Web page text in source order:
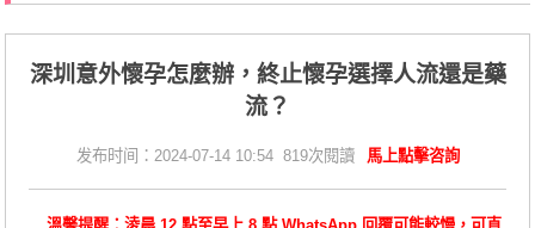
深圳意外懷孕怎麼辦，終止懷孕選擇人流還是藥
流？
发布时间：2024-07-14 10:54 819次閱讀 馬上點擊咨詢